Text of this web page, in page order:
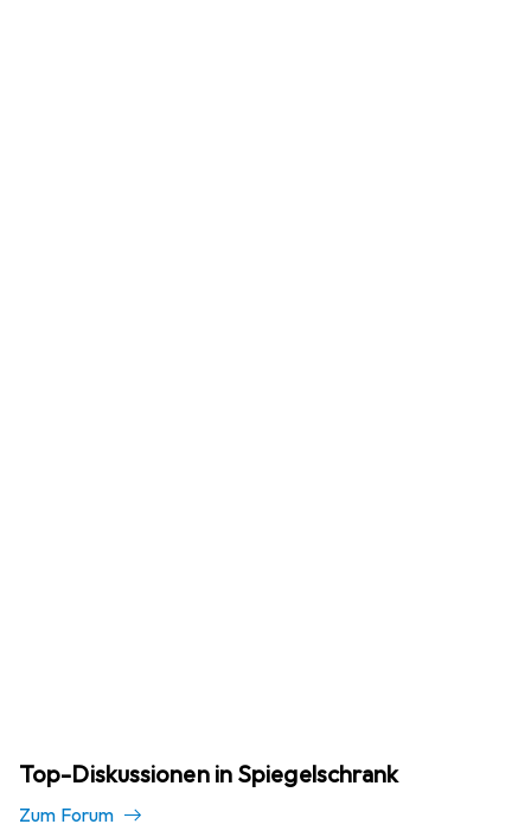
Top-Diskussionen in Spiegelschrank
Zum Forum